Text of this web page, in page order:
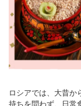
ロシアでは、大昔か
持ちを問わず、日常